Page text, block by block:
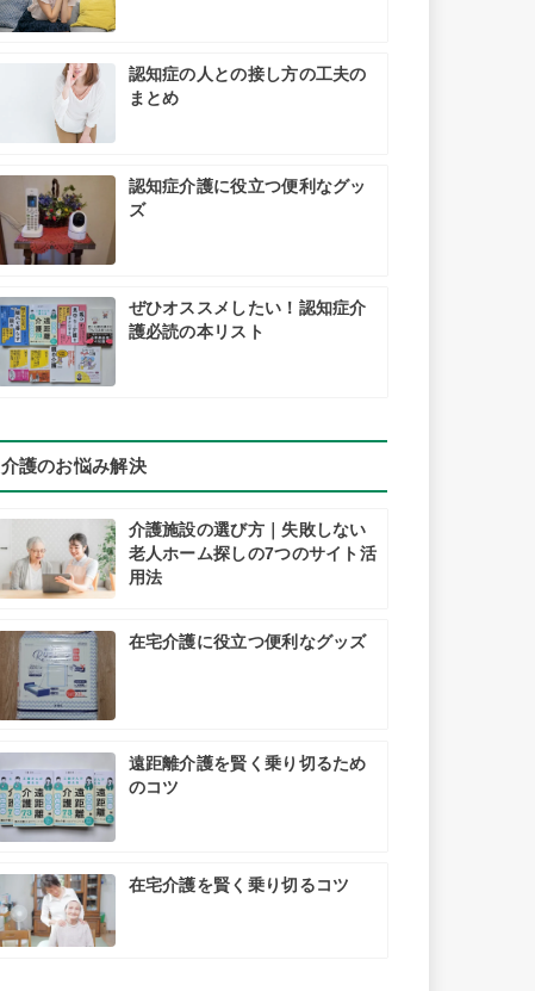
認知症の人との接し方の工夫の
まとめ
認知症介護に役立つ便利なグッ
ズ
ぜひオススメしたい！認知症介
護必読の本リスト
介護のお悩み解決
介護施設の選び方｜失敗しない
老人ホーム探しの7つのサイト活
用法
在宅介護に役立つ便利なグッズ
遠距離介護を賢く乗り切るため
のコツ
在宅介護を賢く乗り切るコツ